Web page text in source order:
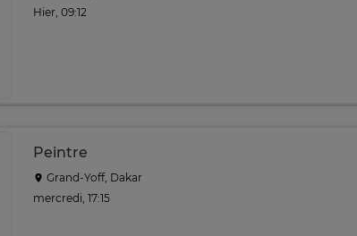
Hier, 09:12
Peintre
Grand-Yoff, Dakar
mercredi, 17:15